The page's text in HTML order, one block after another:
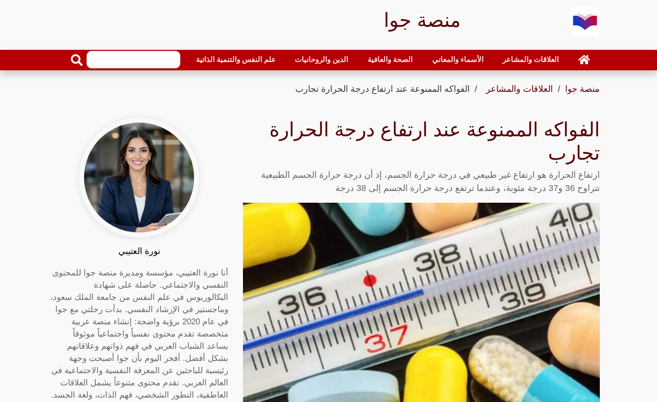
منصة جوا
العلاقات والمشاعر الأسماء والمعاني الصحة والعافية الدين والروحانيات علم النفس والتنمية الذاتية
منصة جوا العلاقات والمشاعر الفواكه الممنوعة عند ارتفاع درجة الحرارة تجارب
الفواكه الممنوعة عند ارتفاع درجة الحرارة
تجارب
ارتفاع الحرارة هو ارتفاع غير طبيعي في درجة حرارة الجسم، إذ أن درجة حرارة الجسم الطبيعية
تتراوح 36 و37 درجة مئوية، وعندما ترتفع درجة حرارة الجسم إلى 38 درجة
نورة العتيبي
أنا نورة العتيبي، مؤسسة ومديرة منصة جوا للمحتوى
النفسي والاجتماعي. حاصلة على شهادة
البكالوريوس في علم النفس من جامعة الملك سعود،
وماجستير في الإرشاد النفسي. بدأت رحلتي مع جوا
في عام 2020 برؤية واضحة: إنشاء منصة عربية
متخصصة تقدم محتوى نفسياً واجتماعياً موثوقاً
يساعد الشباب العربي في فهم ذواتهم وعلاقاتهم
بشكل أفضل. أفخر اليوم بأن جوا أصبحت وجهة
رئيسية للباحثين عن المعرفة النفسية والاجتماعية في
العالم العربي. نقدم محتوى متنوعاً يشمل العلاقات
العاطفية، التطور الشخصي، فهم الذات، ولغة الجسد.